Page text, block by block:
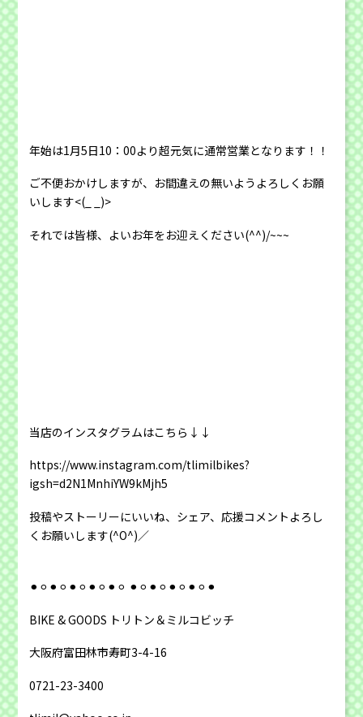
年始は1月5日10：00より超元気に通常営業となります！！
ご不便おかけしますが、お間違えの無いようよろしくお願
いします<(_ _)>
それでは皆様、よいお年をお迎えください(^^)/~~~
当店のインスタグラムはこちら↓↓
https://www.instagram.com/tlimilbikes?
igsh=d2N1MnhiYW9kMjh5
投稿やストーリーにいいね、シェア、応援コメントよろし
くお願いします(^O^)／
⚫︎⚪︎⚫︎⚪︎⚫︎⚪︎⚫︎⚪︎⚫︎⚪︎ ⚫︎⚪︎⚫︎⚪︎⚫︎⚪︎⚫︎⚪︎⚫︎
BIKE & GOODS トリトン＆ミルコビッチ
大阪府富田林市寿町3-4-16
0721-23-3400